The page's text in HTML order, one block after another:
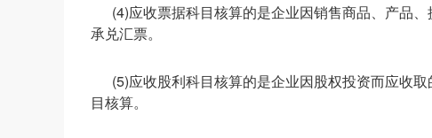
(4)应收票据科目核算的是企业因销售商品、产品
承兑汇票。
(5)应收股利科目核算的是企业因股权投资而应收
目核算。